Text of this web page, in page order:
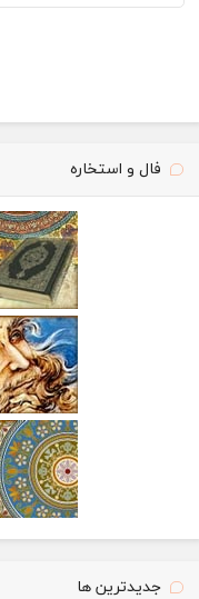
فال و استخاره
جدیدترین ها